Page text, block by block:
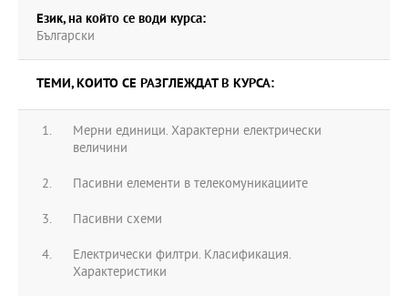
Език, на който се води курса:
Български
ТЕМИ, КОИТО СЕ РАЗГЛЕЖДАТ В КУРСА:
Мерни единици. Характерни електрически
величини
Пасивни елементи в телекомуникациите
Пасивни схеми
Електрически филтри. Класификация.
Характеристики